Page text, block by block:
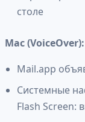
столе
Mac (VoiceOver):
Mail.app
Системные
Flash Screen: